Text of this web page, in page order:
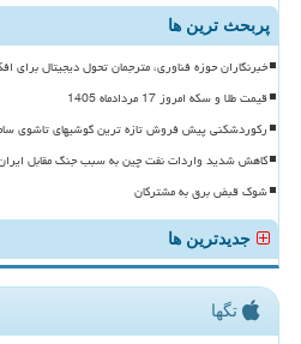
پربحث ترین ها
خبرنگاران حوزه فناوری، مترجمان تحول دیجیتال برای
قیمت طلا و سکه امروز 17 مردادماه 1405
رکوردشکنی پیش فروش تازه ترین گوشیهای تاشوی
کاهش شدید واردات نفت چین به سبب جنگ مقابل
شوک قبض برق به مشترکان
جدیدترین ها
تگها